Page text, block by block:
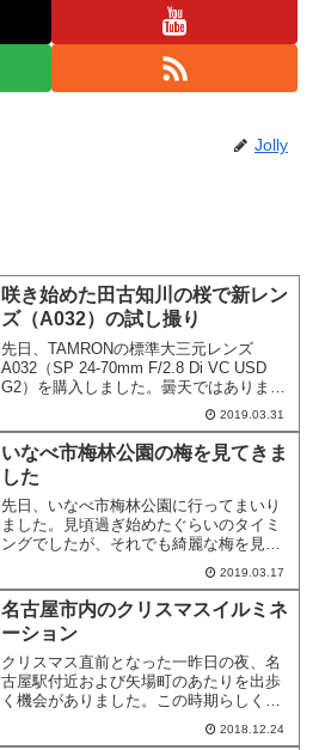
Jolly
咲き始めた田古知川の桜で新レン
ズ（A032）の試し撮り
先日、TAMRONの標準大三元レンズ
A032（SP 24-70mm F/2.8 Di VC USD
G2）を購入しました。曇天ではありまし
たが、桜が咲き始めた田古知川で試し撮
2019.03.31
いなべ市梅林公園の梅を見てきま
した
先日、いなべ市梅林公園に行ってまいり
ました。見頃過ぎ始めたぐらいのタイミ
ングでしたが、それでも綺麗な梅を見る
2019.03.17
名古屋市内のクリスマスイルミネ
ーション
クリスマス直前となった一昨日の夜、名
古屋駅付近および矢場町のあたりを出歩
く機会がありました。この時期らしく、
イルミネーションが光り輝いていまし
た。その様子をお伝えします。
2018.12.24